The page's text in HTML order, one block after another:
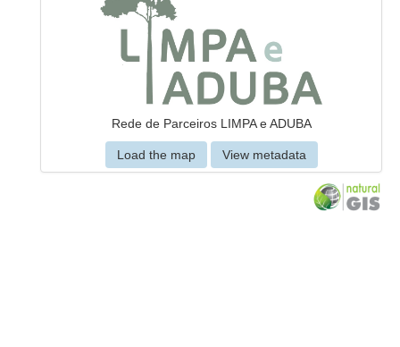
Rede de Parceiros LIMPA e ADUBA
Load the map View metadata